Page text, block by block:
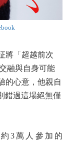
將「超越前次
融與自身可能
的心意，他親自
錯過這場絕無僅
3萬人參加的